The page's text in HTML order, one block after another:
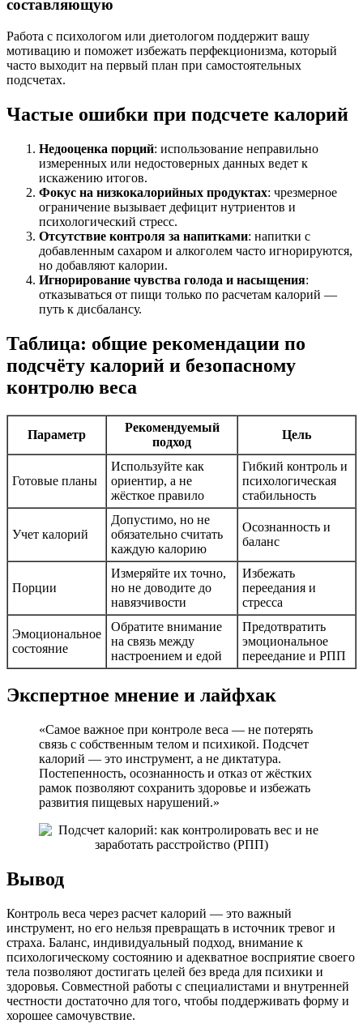
составляющую
Работа с психологом или диетологом поддержит вашу
мотивацию и поможет избежать перфекционизма, который
часто выходит на первый план при самостоятельных
подсчетах.
Частые ошибки при подсчете калорий
Недооценка порций: использование неправильно
измеренных или недостоверных данных ведет к
искажению итогов.
Фокус на низкокалорийных продуктах: чрезмерное
ограничение вызывает дефицит нутриентов и
психологический стресс.
Отсутствие контроля за напитками: напитки с
добавленным сахаром и алкоголем часто игнорируются,
но добавляют калории.
Игнорирование чувства голода и насыщения:
отказываться от пищи только по расчетам калорий —
путь к дисбалансу.
Таблица: общие рекомендации по
подсчёту калорий и безопасному
контролю веса
Параметр
Рекомендуемый
подход
Цель
Готовые планы
Используйте как
ориентир, а не
жёсткое правило
Гибкий контроль и
психологическая
стабильность
Учет калорий
Допустимо, но не
обязательно считать
каждую калорию
Осознанность и
баланс
Порции
Измеряйте их точно,
но не доводите до
навязчивости
Избежать
переедания и
стресса
Эмоциональное
состояние
Обратите внимание
на связь между
настроением и едой
Предотвратить
эмоциональное
переедание и РПП
Экспертное мнение и лайфхак
«Самое важное при контроле веса — не потерять
связь с собственным телом и психикой. Подсчет
калорий — это инструмент, а не диктатура.
Постепенность, осознанность и отказ от жёстких
рамок позволяют сохранить здоровье и избежать
развития пищевых нарушений.»
Вывод
Контроль веса через расчет калорий — это важный
инструмент, но его нельзя превращать в источник тревог и
страха. Баланс, индивидуальный подход, внимание к
психологическому состоянию и адекватное восприятие своего
тела позволяют достигать целей без вреда для психики и
здоровья. Совместной работы с специалистами и внутренней
честности достаточно для того, чтобы поддерживать форму и
хорошее самочувствие.